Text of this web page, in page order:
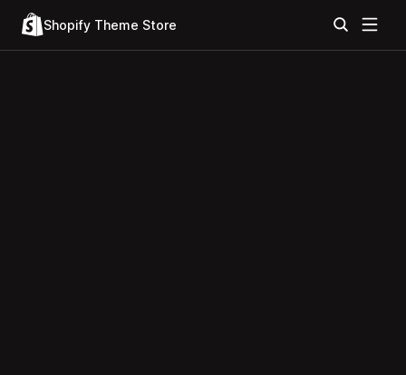
Shopify Theme Store